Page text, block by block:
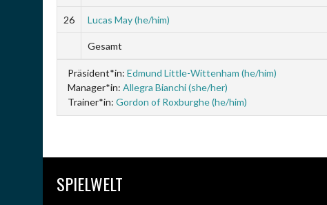
26 Lucas May (he/him)
Gesamt
Präsident*in: Edmund Little-Wittenham (he/him)
Manager*in: Allegra Bianchi (she/her)
Trainer*in: Gordon of Roxburghe (he/him)
SPIELWELT